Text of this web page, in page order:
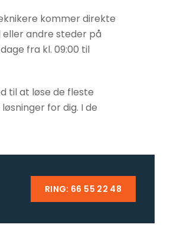
kommer direkte
eller andre steder på
fra kl. 09:00 til
til at løse de fleste
for dig. I de
RING: 66 55 22 48